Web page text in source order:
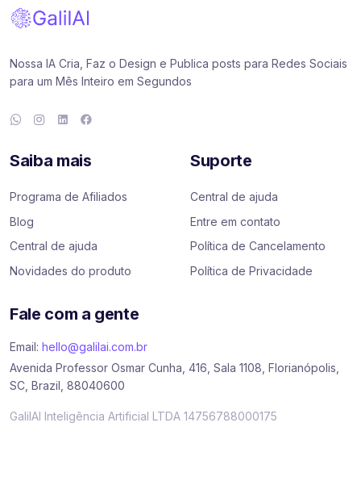
Nossa IA Cria, Faz o Design e Publica posts para Redes Sociais
para um Mês Inteiro em Segundos
Saiba mais
Programa de Afiliados
Blog
Central de ajuda
Novidades do produto
Suporte
Central de ajuda
Entre em contato
Política de Cancelamento
Política de Privacidade
Fale com a gente
Email: hello@galilai.com.br
Avenida Professor Osmar Cunha, 416, Sala 1108, Florianópolis,
SC, Brazil, 88040600
GalilAI Inteligência Artificial LTDA 14756788000175